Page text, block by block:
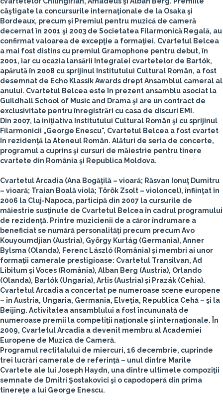
câştigate la concursurile internaţionale de la Osaka şi
Bordeaux, precum şi Premiul pentru muzică de cameră
decernat în 2001 şi 2003 de Societatea Filarmonică Regală, au
confirmat valoarea de excepţie a formaţiei. Cvartetul Belcea
a mai fost distins cu premiul Gramophone pentru debut, în
2001, iar cu ocazia lansării Integralei cvartetelor de Bartók,
apărută în 2008 cu sprijinul Institutului Cultural Român, a fost
desemnat de Echo Klassik Awards drept Ansamblul cameral al
anului. Cvartetul Belcea este în prezent ansamblu asociat la
Guildhall School of Music and Drama şi are un contract de
exclusivitate pentru înregistrări cu casa de discuri EMI.
Din 2007, la iniţiativa Institutului Cultural Român şi cu sprijinul
Filarmonicii „George Enescu", Cvartetul Belcea a fost cvartet
în rezidenţă la Ateneul Român. Alături de seria de concerte,
programul a cuprins şi cursuri de măiestrie pentru tinere
cvartete din România şi Republica Moldova.
Cvartetul Arcadia (Ana Bogăţilă – vioară; Răsvan Ionuţ Dumitru
– vioară; Traian Boală violă; Török Zsolt – violoncel), înfiinţat în
2006 la Cluj-Napoca, participă din 2007 la cursurile de
măiestrie susţinute de Cvartetul Belcea în cadrul programului
de rezidenţă. Printre muzicienii de a căror îndrumare a
beneficiat se numără personalităţi precum precum Avo
Kouyoumdjian (Austria), György Kurtág (Germania), Anner
Bylsma (Olanda), Ferenc László (România) şi membri ai unor
formaţii camerale prestigioase: Cvartetul Transilvan, Ad
Libitum şi Voces (România), Alban Berg (Austria), Orlando
(Olanda), Bartók (Ungaria), Artis (Austria) şi Prazák (Cehia).
Cvartetul Arcadia a concertat pe numeroase scene europene
– în Austria, Ungaria, Germania, Elveţia, Republica Cehă – şi la
Beijing. Activitatea ansamblului a fost încununată de
numeroase premii la competiţii naţionale şi internaţionale. În
2009, Cvartetul Arcadia a devenit membru al Academiei
Europene de Muzică de Cameră.
Programul rectitalului de miercuri, 16 decembrie, cuprinde
trei lucrări camerale de referinţă – unul dintre Marile
Cvartete ale lui Joseph Haydn, una dintre ultimele compoziţii
semnate de Dmitri Şostakovici şi o capodoperă din prima
tinereţe a lui George Enescu.